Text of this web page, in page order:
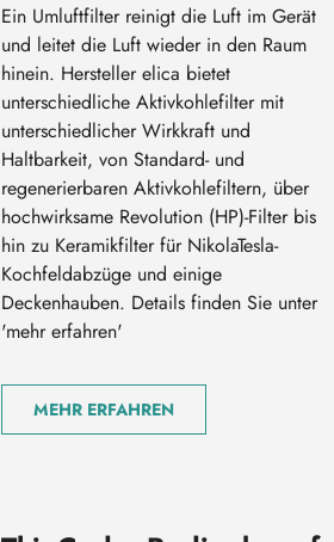
Ein Umluftfilter reinigt die Luft im Gerät
und leitet die Luft wieder in den Raum
hinein. Hersteller elica bietet
unterschiedliche Aktivkohlefilter mit
unterschiedlicher Wirkkraft und
Haltbarkeit, von Standard- und
regenerierbaren Aktivkohlefiltern, über
hochwirksame Revolution (HP)-Filter bis
hin zu Keramikfilter für NikolaTesla-
Kochfeldabzüge und einige
Deckenhauben. Details finden Sie unter
'mehr erfahren'
MEHR ERFAHREN